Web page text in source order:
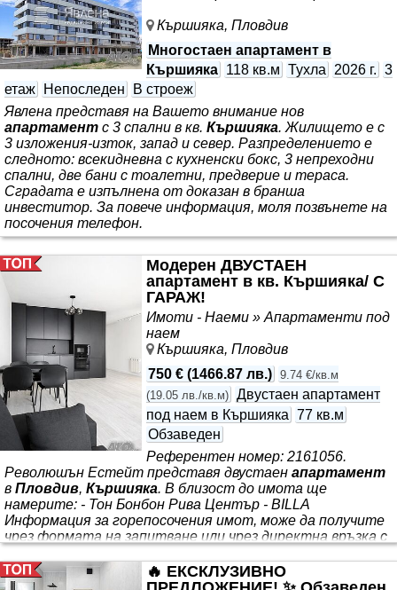
Състояние -Апартаментът
обзаведен, готов
Кършияка, Пловдив
Многостаен апартамент в
Кършияка 118 кв.м Тухла 2026 г. 3
етаж
Непоследен
В строеж
Явлена представя на Вашето внимание нов
апартамент с 3 спални в кв. Кършияка. Жилището е с
3 изложения-изток, запад и север. Разпределението е
следното: всекидневна с кухненски бокс, 3 непреходни
спални, две бани с тоалетни, предверие и тераса.
Сградата е изпълнена от доказан в бранша
инвеститор. За повече информация, моля позвънете на
посочения телефон.
Модерен ДВУСТАЕН
апартамент в кв. Кършияка/ С
ГАРАЖ!
Имоти - Наеми » Апартаменти под
наем
Кършияка, Пловдив
750 € (1466.87 лв.) 9.74 €/кв.м
(19.05 лв./кв.м) Двустаен апартамент
под наем в Кършияка 77 кв.м
Обзаведен
Референтен номер: 2161056.
Революшън Естейт представя двустаен апартамент
в Пловдив, Кършияка. В близост до имота ще
намерите: - Тон Бонбон Рива Център - BILLA
Информация за горепосочения имот, може да получите
чрез формата на запитване или чрез директна връзка с
🔥 ЕКСКЛУЗИВНО